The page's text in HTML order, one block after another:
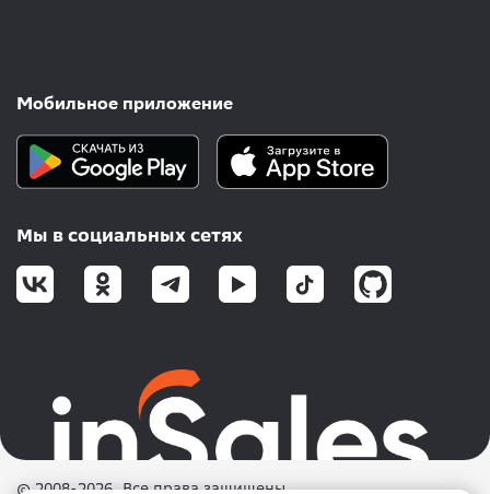
Мобильное приложение
Мы в социальных сетях
© 2008-2026. Все права защищены.